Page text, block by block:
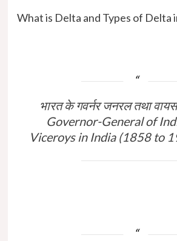
What is Delta and Types of Delta
भारत के गवर्नर जनरल तथा
Governor-General of
Viceroys in India (1858 to